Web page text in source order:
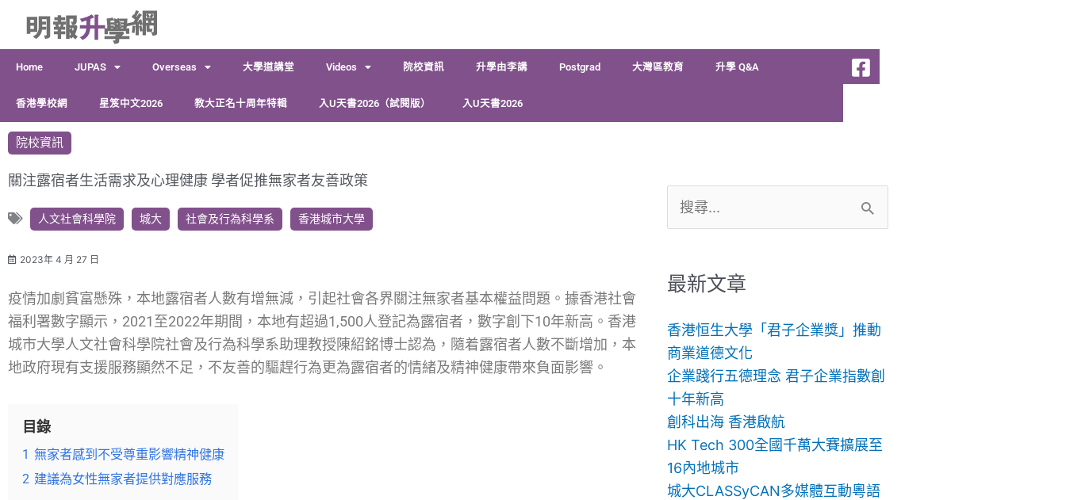
容
Home JUPAS Overseas 大學道講堂 Videos 院校資訊 升學由李講 Postgrad 大灣區教育 升學 Q&A
香港學校網 星笈中文2026 教大正名十周年特輯 入U天書2026（試閱版） 入U天書2026
院校資訊
關注露宿者生活需求及心理健康 學者促推無家者友善政策
人文社會科學院 城大 社會及行為科學系 香港城市大學
2023年 4 月 27 日
疫情加劇貧富懸殊，本地露宿者人數有增無減，引起社會各界關注無家者基本權益問題。據香港社會
福利署數字顯示，2021至2022年期間，本地有超過1,500人登記為露宿者，數字創下10年新高。香港
城市大學人文社會科學院社會及行為科學系助理教授陳紹銘博士認為，隨着露宿者人數不斷增加，本
地政府現有支援服務顯然不足，不友善的驅趕行為更為露宿者的情緒及精神健康帶來負面影響。
目錄
1 無家者感到不受尊重影響精神健康
2 建議為女性無家者提供對應服務
尋
鍵
最新文章
香港恒生大學「君子企業獎」推動
商業道德文化
企業踐行五德理念 君子企業指數創
十年新高
創科出海 香港啟航
HK Tech 300全國千萬大賽擴展至
16內地城市
城大CLASSyCAN多媒體互動粵語